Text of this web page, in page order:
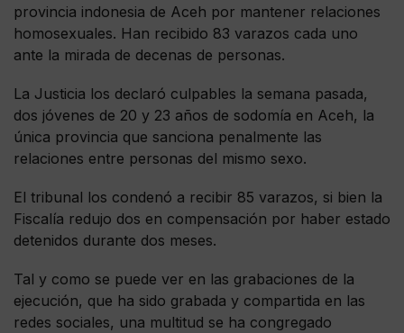
provincia indonesia de Aceh por mantener relaciones
homosexuales. Han recibido 83 varazos cada uno
ante la mirada de decenas de personas.
La Justicia los declaró culpables la semana pasada,
dos jóvenes de 20 y 23 años de sodomía en Aceh, la
única provincia que sanciona penalmente las
relaciones entre personas del mismo sexo.
El tribunal los condenó a recibir 85 varazos, si bien la
Fiscalía redujo dos en compensación por haber estado
detenidos durante dos meses.
Tal y como se puede ver en las grabaciones de la
ejecución, que ha sido grabada y compartida en las
redes sociales, una multitud se ha congregado